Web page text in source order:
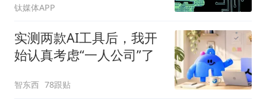
钛媒体APP
实测两款AI工具后，我开
始认真考虑“一人公司”了
智东西 78跟贴